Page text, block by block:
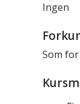
Ingen
Som